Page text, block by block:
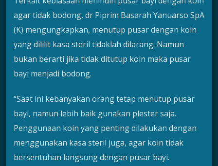
agar tidak bodong, dr Piprim Basarah Yanuarso SpA
(K) mengungkapkan, menutup pusar dengan koin
yang dililit kasa steril tidaklah dilarang. Namun
bukan berarti jika tidak ditutup koin maka pusar
bayi menjadi bodong.
“Saat ini kebanyakan orang tetap menutup pusar
bayi, namun lebih baik gunakan plester saja.
Penggunaan koin yang penting dilakukan dengan
menggunakan kasa steril juga, agar koin tidak
bersentuhan langsung dengan pusar bayi.